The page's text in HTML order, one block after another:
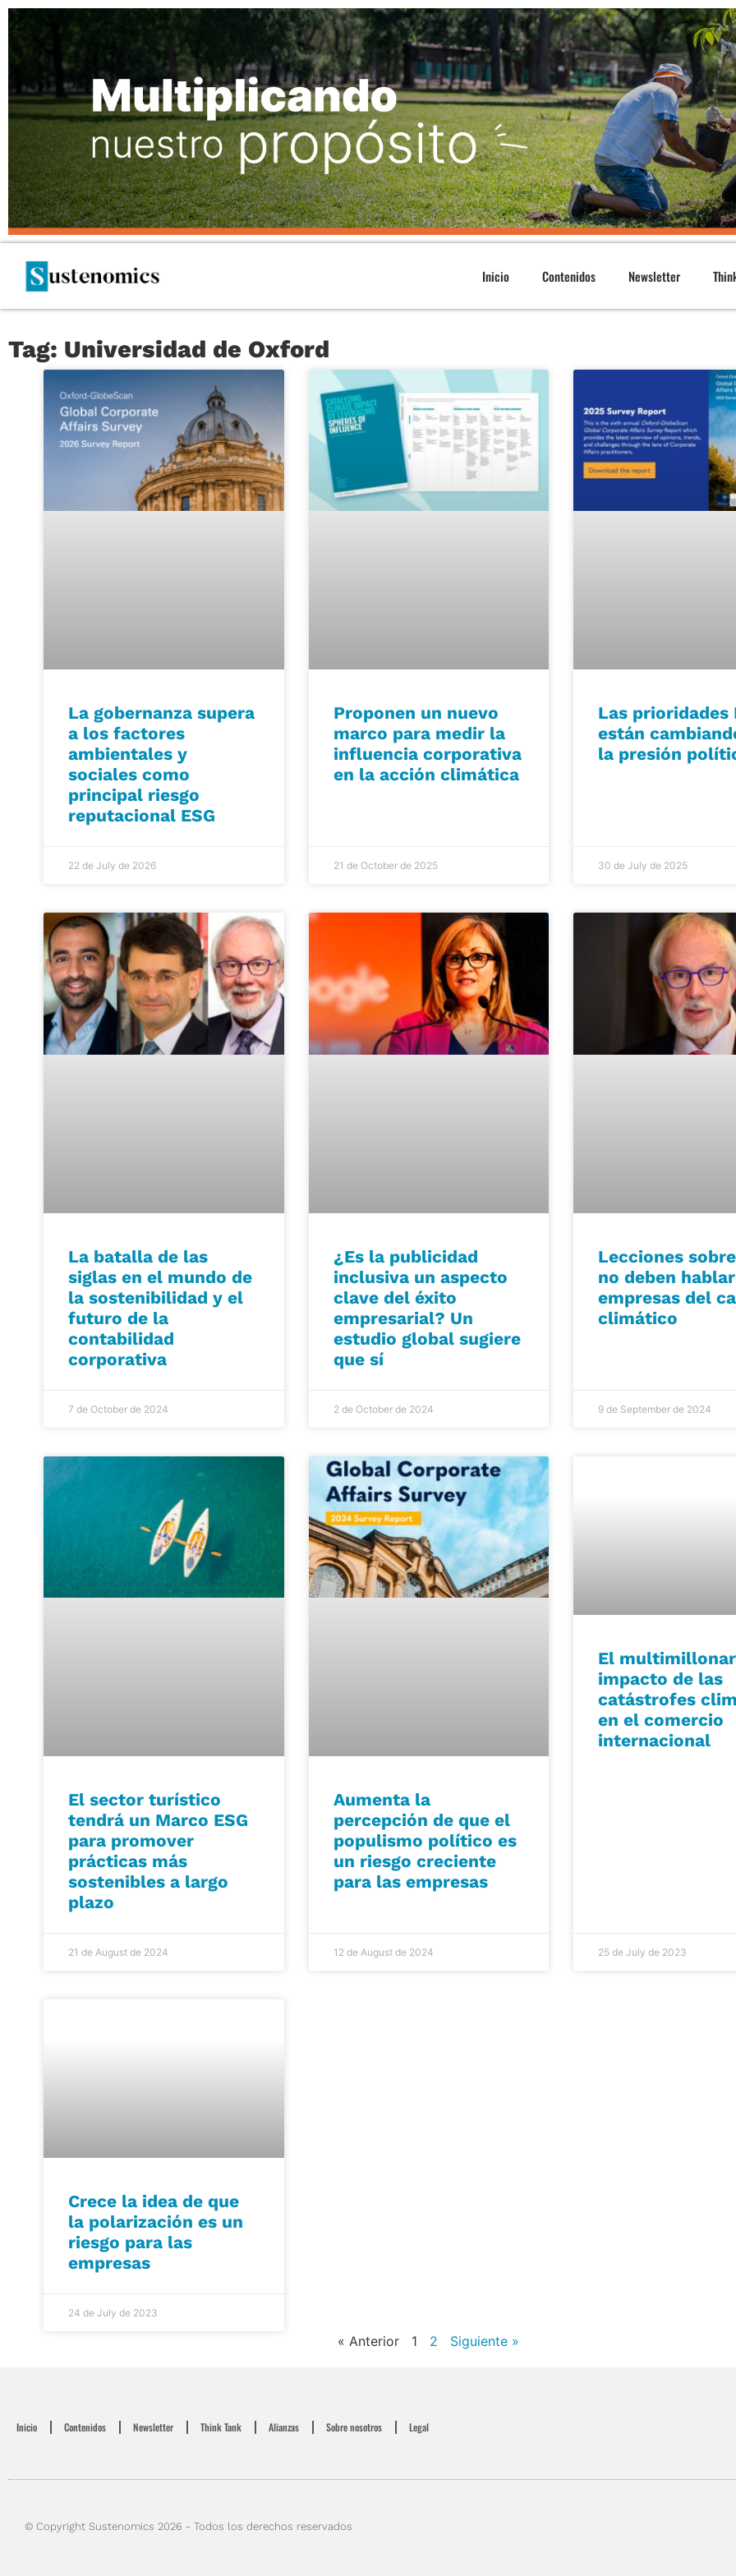
Inicio Contenidos Newsletter
Tag: Universidad de Oxford
La gobernanza supera
a los factores
ambientales y
sociales como
principal riesgo
reputacional ESG
22 de July de 2026
Proponen un nuevo
marco para medir la
influencia corporativa
en la acción climática
21 de October de 2025
Las prioridades
están
la presión
30 de July de 2025
La batalla de las
siglas en el mundo de
la sostenibilidad y el
futuro de la
contabilidad
corporativa
7 de October de 2024
¿Es la publicidad
inclusiva un aspecto
clave del éxito
empresarial? Un
estudio global sugiere
que sí
2 de October de 2024
Lecciones
no deben
empresas del
climático
9 de September de 2024
El sector turístico
tendrá un Marco ESG
para promover
prácticas más
sostenibles a largo
plazo
21 de August de 2024
Aumenta la
percepción de que el
populismo político es
un riesgo creciente
para las empresas
12 de August de 2024
El
impacto de las
catástrofes
en el comercio
internacional
25 de July de 2023
Crece la idea de que
la polarización es un
riesgo para las
empresas
24 de July de 2023
« Anterior 1 2 Siguiente »
Inicio Contenidos Newsletter Think Tank Alianzas Sobre nosotros Legal
© Copyright Sustenomics 2026 - Todos los derechos reservados